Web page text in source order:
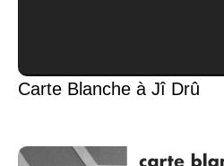
Carte Blanche à Jî Drû